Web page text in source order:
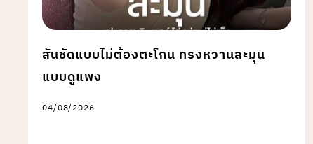
สันชัดแบบไม่ต้องตะโกน ทรงหวานละมุน
แบบดูแพง
04/08/2026